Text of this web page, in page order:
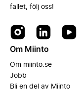
fallet, följ oss!
Om Miinto
Om miinto.se
Jobb
Bli en del av Miinto